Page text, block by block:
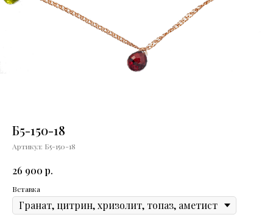
Б5-150-18
Артикул: Б5-150-18
26 900 р.
Вставка